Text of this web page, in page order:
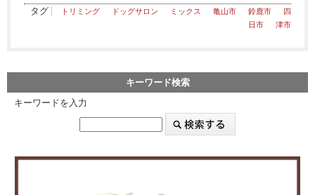
タグ トリミング ドッグサロン ミックス 亀山市 鈴鹿市
四
日市
津市
キーワード検索
キーワードを入力